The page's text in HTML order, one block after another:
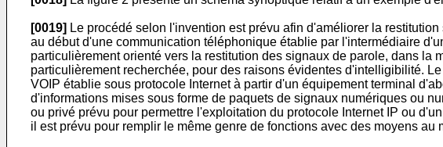
[0019] Le procédé selon l'invention est prévu afin d'améliorer la
au début d'une communication téléphonique établie par l'intermédiaire
particulièrement orienté vers la restitution des signaux de parole, dans
particulièrement recherchée, pour des raisons évidentes d'intelligibilité.
VOIP établie sous protocole Internet à partir d'un équipement terminal
d'informations mises sous forme de paquets de signaux numériques ou
ou privé prévu pour permettre l'exploitation du protocole Internet IP ou
il est prévu pour remplir le même genre de fonctions avec des moyens